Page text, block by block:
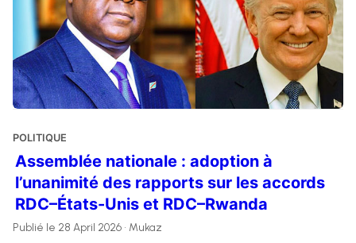
POLITIQUE
Assemblée nationale : adoption à
l’unanimité des rapports sur les accords
RDC–États-Unis et RDC–Rwanda
Publié le 28 April 2026 • Mukaz